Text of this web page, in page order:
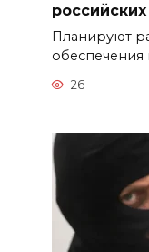
Планируют
обеспечения
26